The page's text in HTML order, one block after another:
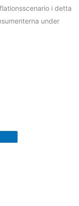
i detta
under